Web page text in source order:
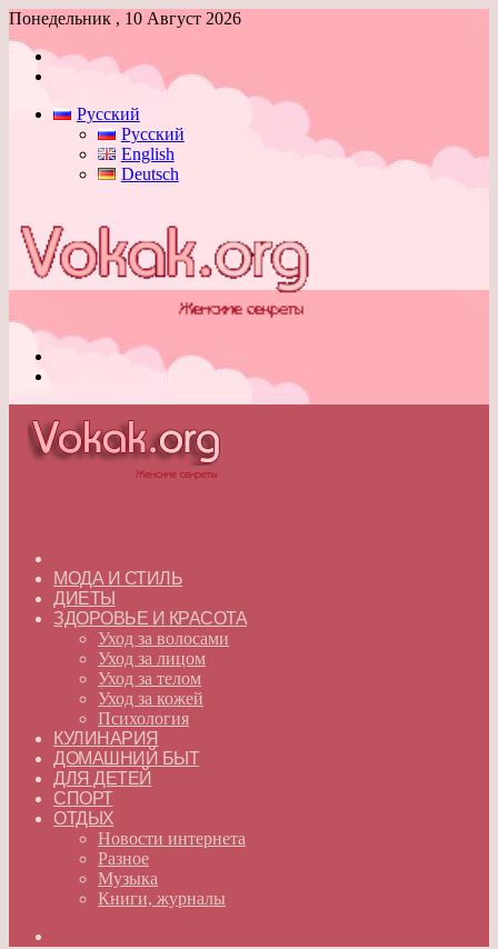
Понедельник , 10 Август 2026
Войти
Русский
Русский
English
Deutsch
МОДА И СТИЛЬ
ДИЕТЫ
ЗДОРОВЬЕ И КРАСОТА
Уход за волосами
Уход за лицом
Уход за телом
Уход за кожей
Психология
КУЛИНАРИЯ
ДОМАШНИЙ БЫТ
ДЛЯ ДЕТЕЙ
СПОРТ
ОТДЫХ
Новости интернета
Разное
Музыка
Книги, журналы